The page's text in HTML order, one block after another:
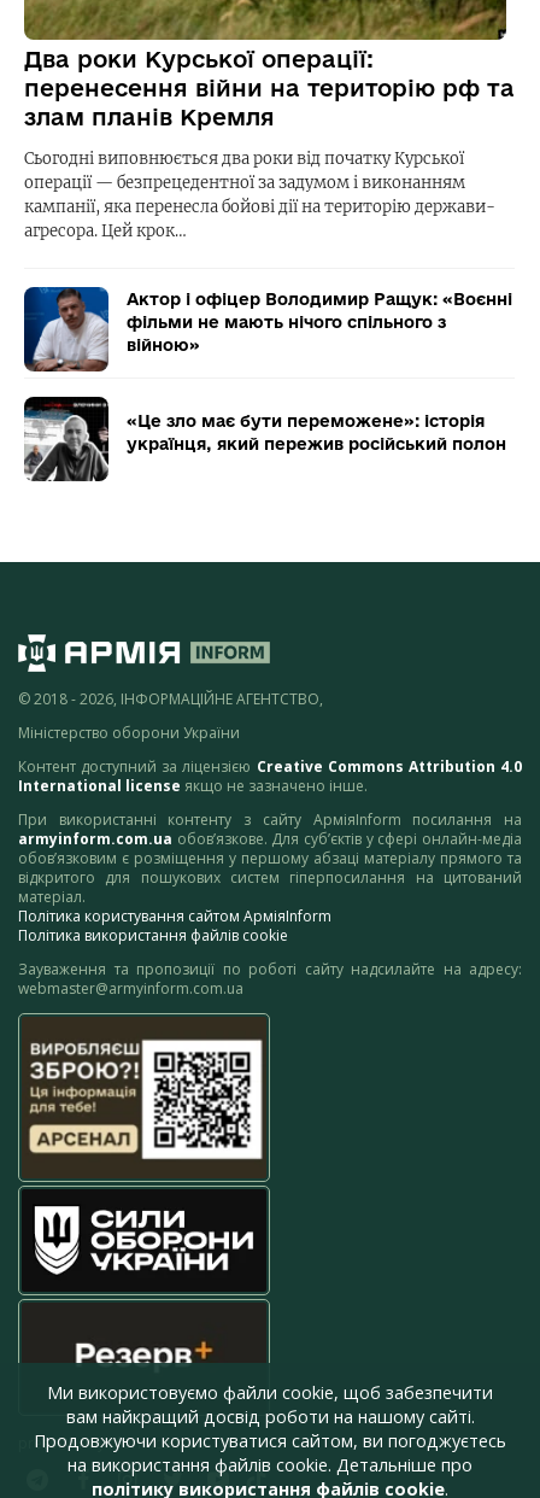
Два роки Курської операції:
перенесення війни на територію рф та
злам планів Кремля
Сьогодні виповнюється два роки від початку Курської
операції — безпрецедентної за задумом і виконанням
кампанії, яка перенесла бойові дії на територію держави-
агресора. Цей крок…
Актор і офіцер Володимир Ращук: «Воєнні
фільми не мають нічого спільного з
війною»
«Це зло має бути переможене»: історія
українця, який пережив російський полон
© 2018 - 2026, ІНФОРМАЦІЙНЕ АГЕНТСТВО,
Міністерство оборони України
Контент доступний за ліцензією Creative Commons Attribution 4.0
International license якщо не зазначено інше.
При використанні контенту з сайту АрміяInform посилання на
armyinform.com.ua обов’язкове. Для суб’єктів у сфері онлайн-медіа
обов’язковим є розміщення у першому абзаці матеріалу прямого та
відкритого для пошукових систем гіперпосилання на цитований
матеріал.
Політика користування сайтом АрміяInform
Політика використання файлів cookie
Зауваження та пропозиції по роботі сайту надсилайте на адресу:
webmaster@armyinform.com.ua
press@armyinform.com.ua
Ми використовуємо файли cookie, щоб забезпечити
вам найкращий досвід роботи на нашому сайті.
Продовжуючи користуватися сайтом, ви погоджуєтесь
на використання файлів cookie. Детальніше про
політику використання файлів cookie.